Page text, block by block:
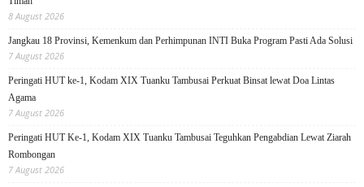
8 August 2026
Jangkau 18 Provinsi, Kemenkum dan Perhimpunan INTI Buka Program Pasti Ada Solusi
7 August 2026
Peringati HUT ke-1, Kodam XIX Tuanku Tambusai Perkuat Binsat lewat Doa Lintas
Agama
7 August 2026
Peringati HUT Ke-1, Kodam XIX Tuanku Tambusai Teguhkan Pengabdian Lewat Ziarah
Rombongan
7 August 2026